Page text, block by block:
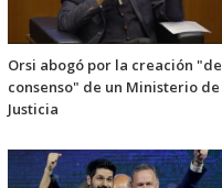
Orsi abogó por la creación "de
consenso" de un Ministerio de
Justicia